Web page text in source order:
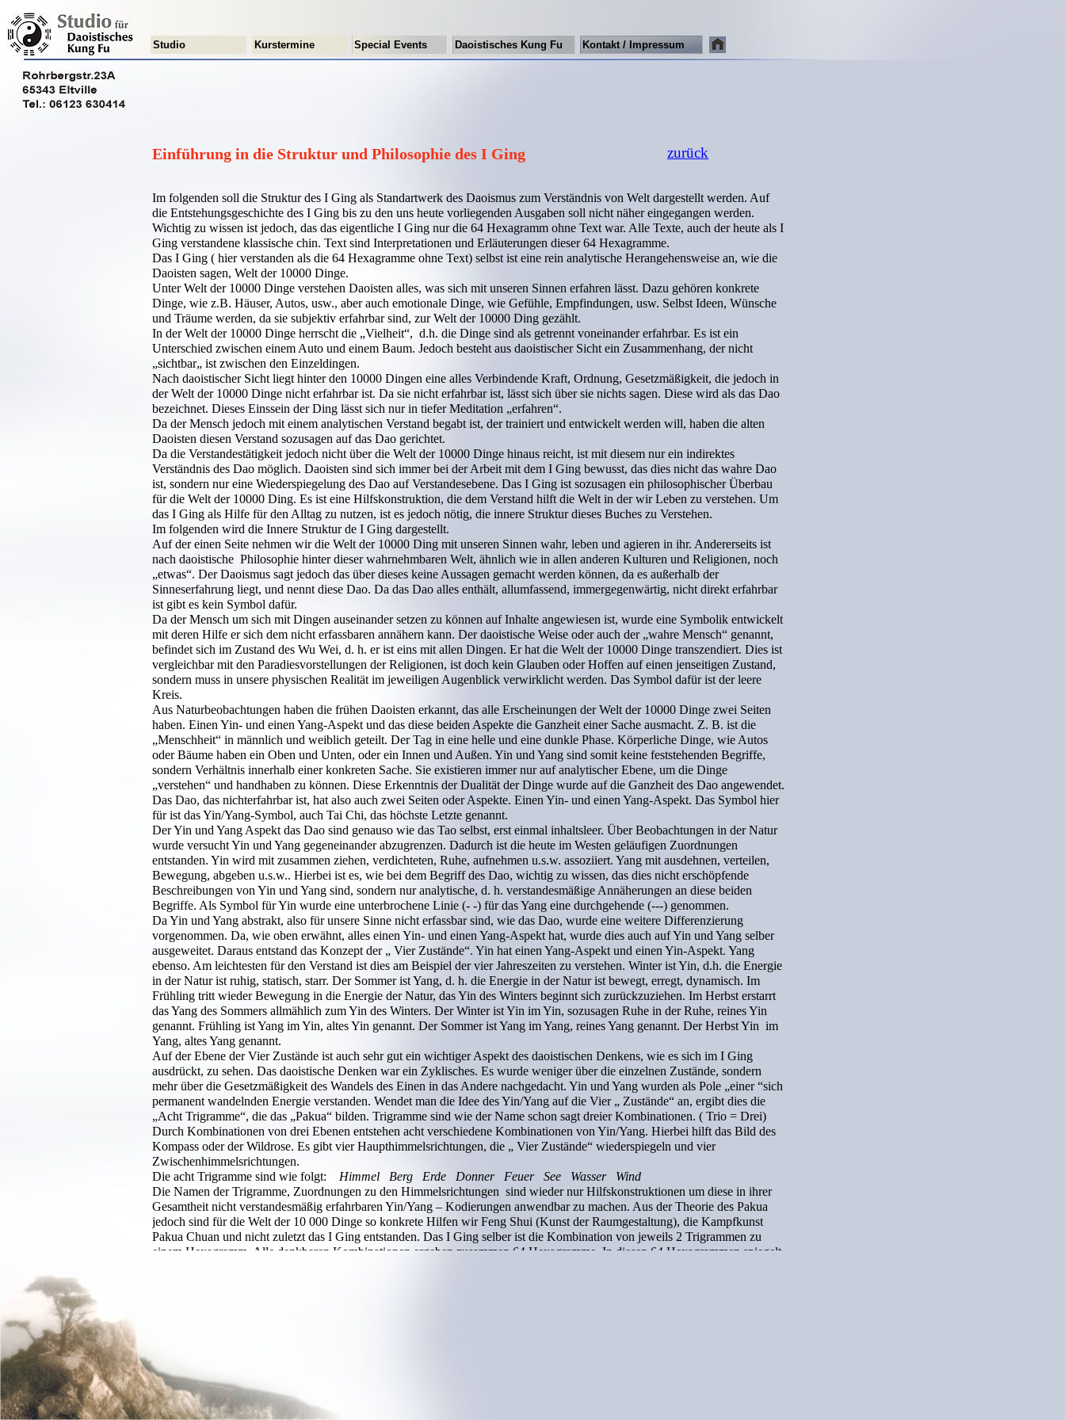
zurück
Einführung in die Struktur und Philosophie des I Ging
Im folgenden soll die Struktur des I Ging als Standartwerk des Daoismus zum Verständnis von Welt dargestellt werden. Auf
die Entstehungsgeschichte des I Ging bis zu den uns heute vorliegenden Ausgaben soll nicht näher eingegangen werden.
Wichtig zu wissen ist jedoch, das das eigentliche I Ging nur die 64 Hexagramm ohne Text war. Alle Texte, auch der heute als I
Ging verstandene klassische chin. Text sind Interpretationen und Erläuterungen dieser 64 Hexagramme.
Das I Ging ( hier verstanden als die 64 Hexagramme ohne Text) selbst ist eine rein analytische Herangehensweise an, wie die
Daoisten sagen, Welt der 10000 Dinge.
Unter Welt der 10000 Dinge verstehen Daoisten alles, was sich mit unseren Sinnen erfahren lässt. Dazu gehören konkrete
Dinge, wie z.B. Häuser, Autos, usw., aber auch emotionale Dinge, wie Gefühle, Empfindungen, usw. Selbst Ideen, Wünsche
und Träume werden, da sie subjektiv erfahrbar sind, zur Welt der 10000 Ding gezählt.
In der Welt der 10000 Dinge herrscht die „Vielheit“, d.h. die Dinge sind als getrennt voneinander erfahrbar. Es ist ein
Unterschied zwischen einem Auto und einem Baum. Jedoch besteht aus daoistischer Sicht ein Zusammenhang, der nicht
„sichtbar„ ist zwischen den Einzeldingen.
Nach daoistischer Sicht liegt hinter den 10000 Dingen eine alles Verbindende Kraft, Ordnung, Gesetzmäßigkeit, die jedoch in
der Welt der 10000 Dinge nicht erfahrbar ist. Da sie nicht erfahrbar ist, lässt sich über sie nichts sagen. Diese wird als das Dao
bezeichnet. Dieses Einssein der Ding lässt sich nur in tiefer Meditation „erfahren“.
Da der Mensch jedoch mit einem analytischen Verstand begabt ist, der trainiert und entwickelt werden will, haben die alten
Daoisten diesen Verstand sozusagen auf das Dao gerichtet.
Da die Verstandestätigkeit jedoch nicht über die Welt der 10000 Dinge hinaus reicht, ist mit diesem nur ein indirektes
Verständnis des Dao möglich. Daoisten sind sich immer bei der Arbeit mit dem I Ging bewusst, das dies nicht das wahre Dao
ist, sondern nur eine Wiederspiegelung des Dao auf Verstandesebene. Das I Ging ist sozusagen ein philosophischer Überbau
für die Welt der 10000 Ding. Es ist eine Hilfskonstruktion, die dem Verstand hilft die Welt in der wir Leben zu verstehen. Um
das I Ging als Hilfe für den Alltag zu nutzen, ist es jedoch nötig, die innere Struktur dieses Buches zu Verstehen.
Im folgenden wird die Innere Struktur de I Ging dargestellt.
Auf der einen Seite nehmen wir die Welt der 10000 Ding mit unseren Sinnen wahr, leben und agieren in ihr. Andererseits ist
nach daoistische Philosophie hinter dieser wahrnehmbaren Welt, ähnlich wie in allen anderen Kulturen und Religionen, noch
„etwas“. Der Daoismus sagt jedoch das über dieses keine Aussagen gemacht werden können, da es außerhalb der
Sinneserfahrung liegt, und nennt diese Dao. Da das Dao alles enthält, allumfassend, immergegenwärtig, nicht direkt erfahrbar
ist gibt es kein Symbol dafür.
Da der Mensch um sich mit Dingen auseinander setzen zu können auf Inhalte angewiesen ist, wurde eine Symbolik entwickelt
mit deren Hilfe er sich dem nicht erfassbaren annähern kann. Der daoistische Weise oder auch der „wahre Mensch“ genannt,
befindet sich im Zustand des Wu Wei, d. h. er ist eins mit allen Dingen. Er hat die Welt der 10000 Dinge transzendiert. Dies ist
vergleichbar mit den Paradiesvorstellungen der Religionen, ist doch kein Glauben oder Hoffen auf einen jenseitigen Zustand,
sondern muss in unsere physischen Realität im jeweiligen Augenblick verwirklicht werden. Das Symbol dafür ist der leere
Kreis.
Aus Naturbeobachtungen haben die frühen Daoisten erkannt, das alle Erscheinungen der Welt der 10000 Dinge zwei Seiten
haben. Einen Yin- und einen Yang-Aspekt und das diese beiden Aspekte die Ganzheit einer Sache ausmacht. Z. B. ist die
„Menschheit“ in männlich und weiblich geteilt. Der Tag in eine helle und eine dunkle Phase. Körperliche Dinge, wie Autos
oder Bäume haben ein Oben und Unten, oder ein Innen und Außen. Yin und Yang sind somit keine feststehenden Begriffe,
sondern Verhältnis innerhalb einer konkreten Sache. Sie existieren immer nur auf analytischer Ebene, um die Dinge
„verstehen“ und handhaben zu können. Diese Erkenntnis der Dualität der Dinge wurde auf die Ganzheit des Dao angewendet.
Das Dao, das nichterfahrbar ist, hat also auch zwei Seiten oder Aspekte. Einen Yin- und einen Yang-Aspekt. Das Symbol hier
für ist das Yin/Yang-Symbol, auch Tai Chi, das höchste Letzte genannt.
Der Yin und Yang Aspekt das Dao sind genauso wie das Tao selbst, erst einmal inhaltsleer. Über Beobachtungen in der Natur
wurde versucht Yin und Yang gegeneinander abzugrenzen. Dadurch ist die heute im Westen geläufigen Zuordnungen
entstanden. Yin wird mit zusammen ziehen, verdichteten, Ruhe, aufnehmen u.s.w. assoziiert. Yang mit ausdehnen, verteilen,
Bewegung, abgeben u.s.w.. Hierbei ist es, wie bei dem Begriff des Dao, wichtig zu wissen, das dies nicht erschöpfende
Beschreibungen von Yin und Yang sind, sondern nur analytische, d. h. verstandesmäßige Annäherungen an diese beiden
Begriffe. Als Symbol für Yin wurde eine unterbrochene Linie (- -) für das Yang eine durchgehende (---) genommen.
Da Yin und Yang abstrakt, also für unsere Sinne nicht erfassbar sind, wie das Dao, wurde eine weitere Differenzierung
vorgenommen. Da, wie oben erwähnt, alles einen Yin- und einen Yang-Aspekt hat, wurde dies auch auf Yin und Yang selber
ausgeweitet. Daraus entstand das Konzept der „ Vier Zustände“. Yin hat einen Yang-Aspekt und einen Yin-Aspekt. Yang
ebenso. Am leichtesten für den Verstand ist dies am Beispiel der vier Jahreszeiten zu verstehen. Winter ist Yin, d.h. die Energie
in der Natur ist ruhig, statisch, starr. Der Sommer ist Yang, d. h. die Energie in der Natur ist bewegt, erregt, dynamisch. Im
Frühling tritt wieder Bewegung in die Energie der Natur, das Yin des Winters beginnt sich zurückzuziehen. Im Herbst erstarrt
das Yang des Sommers allmählich zum Yin des Winters. Der Winter ist Yin im Yin, sozusagen Ruhe in der Ruhe, reines Yin
genannt. Frühling ist Yang im Yin, altes Yin genannt. Der Sommer ist Yang im Yang, reines Yang genannt. Der Herbst Yin im
Yang, altes Yang genannt.
Auf der Ebene der Vier Zustände ist auch sehr gut ein wichtiger Aspekt des daoistischen Denkens, wie es sich im I Ging
ausdrückt, zu sehen. Das daoistische Denken war ein Zyklisches. Es wurde weniger über die einzelnen Zustände, sondern
mehr über die Gesetzmäßigkeit des Wandels des Einen in das Andere nachgedacht. Yin und Yang wurden als Pole „einer “sich
permanent wandelnden Energie verstanden. Wendet man die Idee des Yin/Yang auf die Vier „ Zustände“ an, ergibt dies die
„Acht Trigramme“, die das „Pakua“ bilden. Trigramme sind wie der Name schon sagt dreier Kombinationen. ( Trio = Drei)
Durch Kombinationen von drei Ebenen entstehen acht verschiedene Kombinationen von Yin/Yang. Hierbei hilft das Bild des
Kompass oder der Wildrose. Es gibt vier Haupthimmelsrichtungen, die „ Vier Zustände“ wiederspiegeln und vier
Zwischenhimmelsrichtungen.
Die acht Trigramme sind wie folgt: Himmel Berg Erde Donner Feuer See Wasser Wind
Die Namen der Trigramme, Zuordnungen zu den Himmelsrichtungen sind wieder nur Hilfskonstruktionen um diese in ihrer
Gesamtheit nicht verstandesmäßig erfahrbaren Yin/Yang – Kodierungen anwendbar zu machen. Aus der Theorie des Pakua
jedoch sind für die Welt der 10 000 Dinge so konkrete Hilfen wir Feng Shui (Kunst der Raumgestaltung), die Kampfkunst
Pakua Chuan und nicht zuletzt das I Ging entstanden. Das I Ging selber ist die Kombination von jeweils 2 Trigrammen zu
einem Hexagramm. Alle denkbaren Kombinationen ergeben zusammen 64 Hexagramme. In diesen 64 Hexagrammen spiegelt
Kontakt / Impressum
Daoistisches Kung Fu
Special Events
Kurstermine
Studio